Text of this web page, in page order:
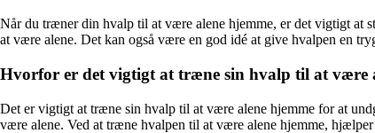
Når du træner din hvalp til at være alene hjemme, er det vigtigt at
at være alene. Det kan også være en god idé at give hvalpen en
Hvorfor er det vigtigt at træne sin hvalp til at være
Det er vigtigt at træne sin hvalp til at være alene hjemme for at
være alene. Ved at træne hvalpen til at være alene hjemme,